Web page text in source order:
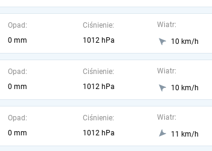
Opad:
0 mm
Ciśnienie:
1012 hPa
Wiatr:
10 km/h
Opad:
0 mm
Ciśnienie:
1012 hPa
Wiatr:
10 km/h
Opad:
0 mm
Ciśnienie:
1012 hPa
Wiatr:
11 km/h